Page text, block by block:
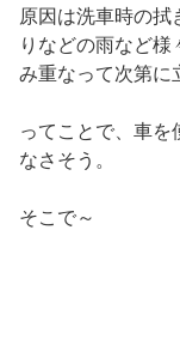
原因は洗車時の拭
りなどの雨など
み重なって次第に
ってことで、車
なさそう。
そこで～